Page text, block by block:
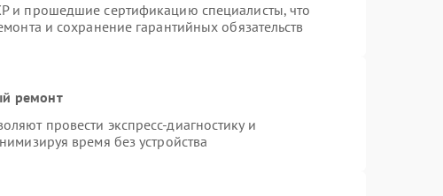
и прошедшие сертификацию специалисты, что
и сохранение гарантийных обязательств
ремонт
провести экспресс-диагностику и
время без устройства